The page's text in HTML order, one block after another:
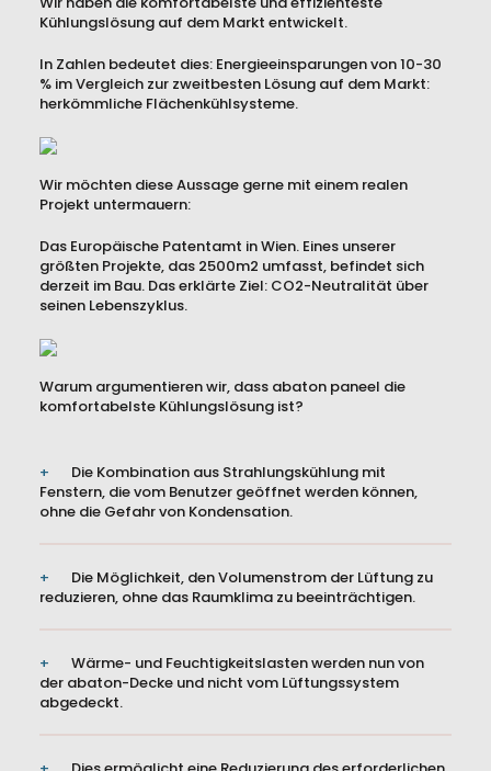
Wir haben die komfortabelste und effizienteste
Kühlungslösung auf dem Markt entwickelt.
In Zahlen bedeutet dies: Energieeinsparungen von 10-30
% im Vergleich zur zweitbesten Lösung auf dem Markt:
herkömmliche Flächenkühlsysteme.
Wir möchten diese Aussage gerne mit einem realen
Projekt untermauern:
Das Europäische Patentamt in Wien. Eines unserer
größten Projekte, das 2500m2 umfasst, befindet sich
derzeit im Bau. Das erklärte Ziel: CO2-Neutralität über
seinen Lebenszyklus.
Warum argumentieren wir, dass abaton paneel die
komfortabelste Kühlungslösung ist?
Die Kombination aus Strahlungskühlung mit
Fenstern, die vom Benutzer geöffnet werden können,
ohne die Gefahr von Kondensation.
Die Möglichkeit, den Volumenstrom der Lüftung zu
reduzieren, ohne das Raumklima zu beeinträchtigen.
Wärme- und Feuchtigkeitslasten werden nun von
der abaton-Decke und nicht vom Lüftungssystem
abgedeckt.